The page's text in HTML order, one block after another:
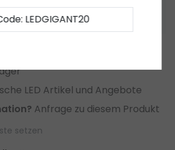
Wunschliste hinzufügen
LED Artikel und Angebote
Anfrage zu diesem Produkt
setzen
LEDGIGANT20